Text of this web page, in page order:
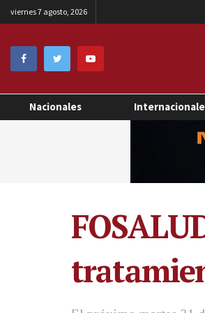
viernes 7 agosto, 2026
Nacionales